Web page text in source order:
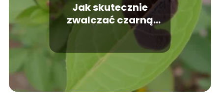
Jak skutecznie
zwalczać czarną
plamistość róży
domowymi
sposobami?